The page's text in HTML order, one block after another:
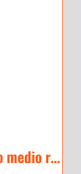
Tripie de Aluminio SitePro uso medio red cabeza redonda / 01-ALQR20-DCOR